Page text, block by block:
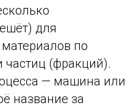
для
по
частиц (фракций).
— машина или
название за